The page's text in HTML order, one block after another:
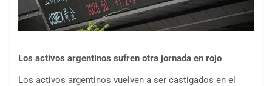
Los activos argentinos sufren otra jornada en rojo
Los activos argentinos vuelven a ser castigados en el